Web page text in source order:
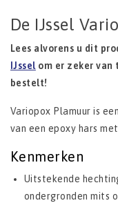
De IJssel
Lees alvorens u dit
IJssel om er zeker
bestelt!
Variopox Plamuur is
van een epoxy hars
Kenmerken
Uitstekende
ondergronden mits